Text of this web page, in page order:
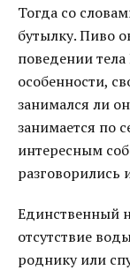
Тогда со
бутылку. Пиво
поведении
особенности,
занимался ли
занимается по
интересным
разговорились
Единственный
отсутствие
роднику или